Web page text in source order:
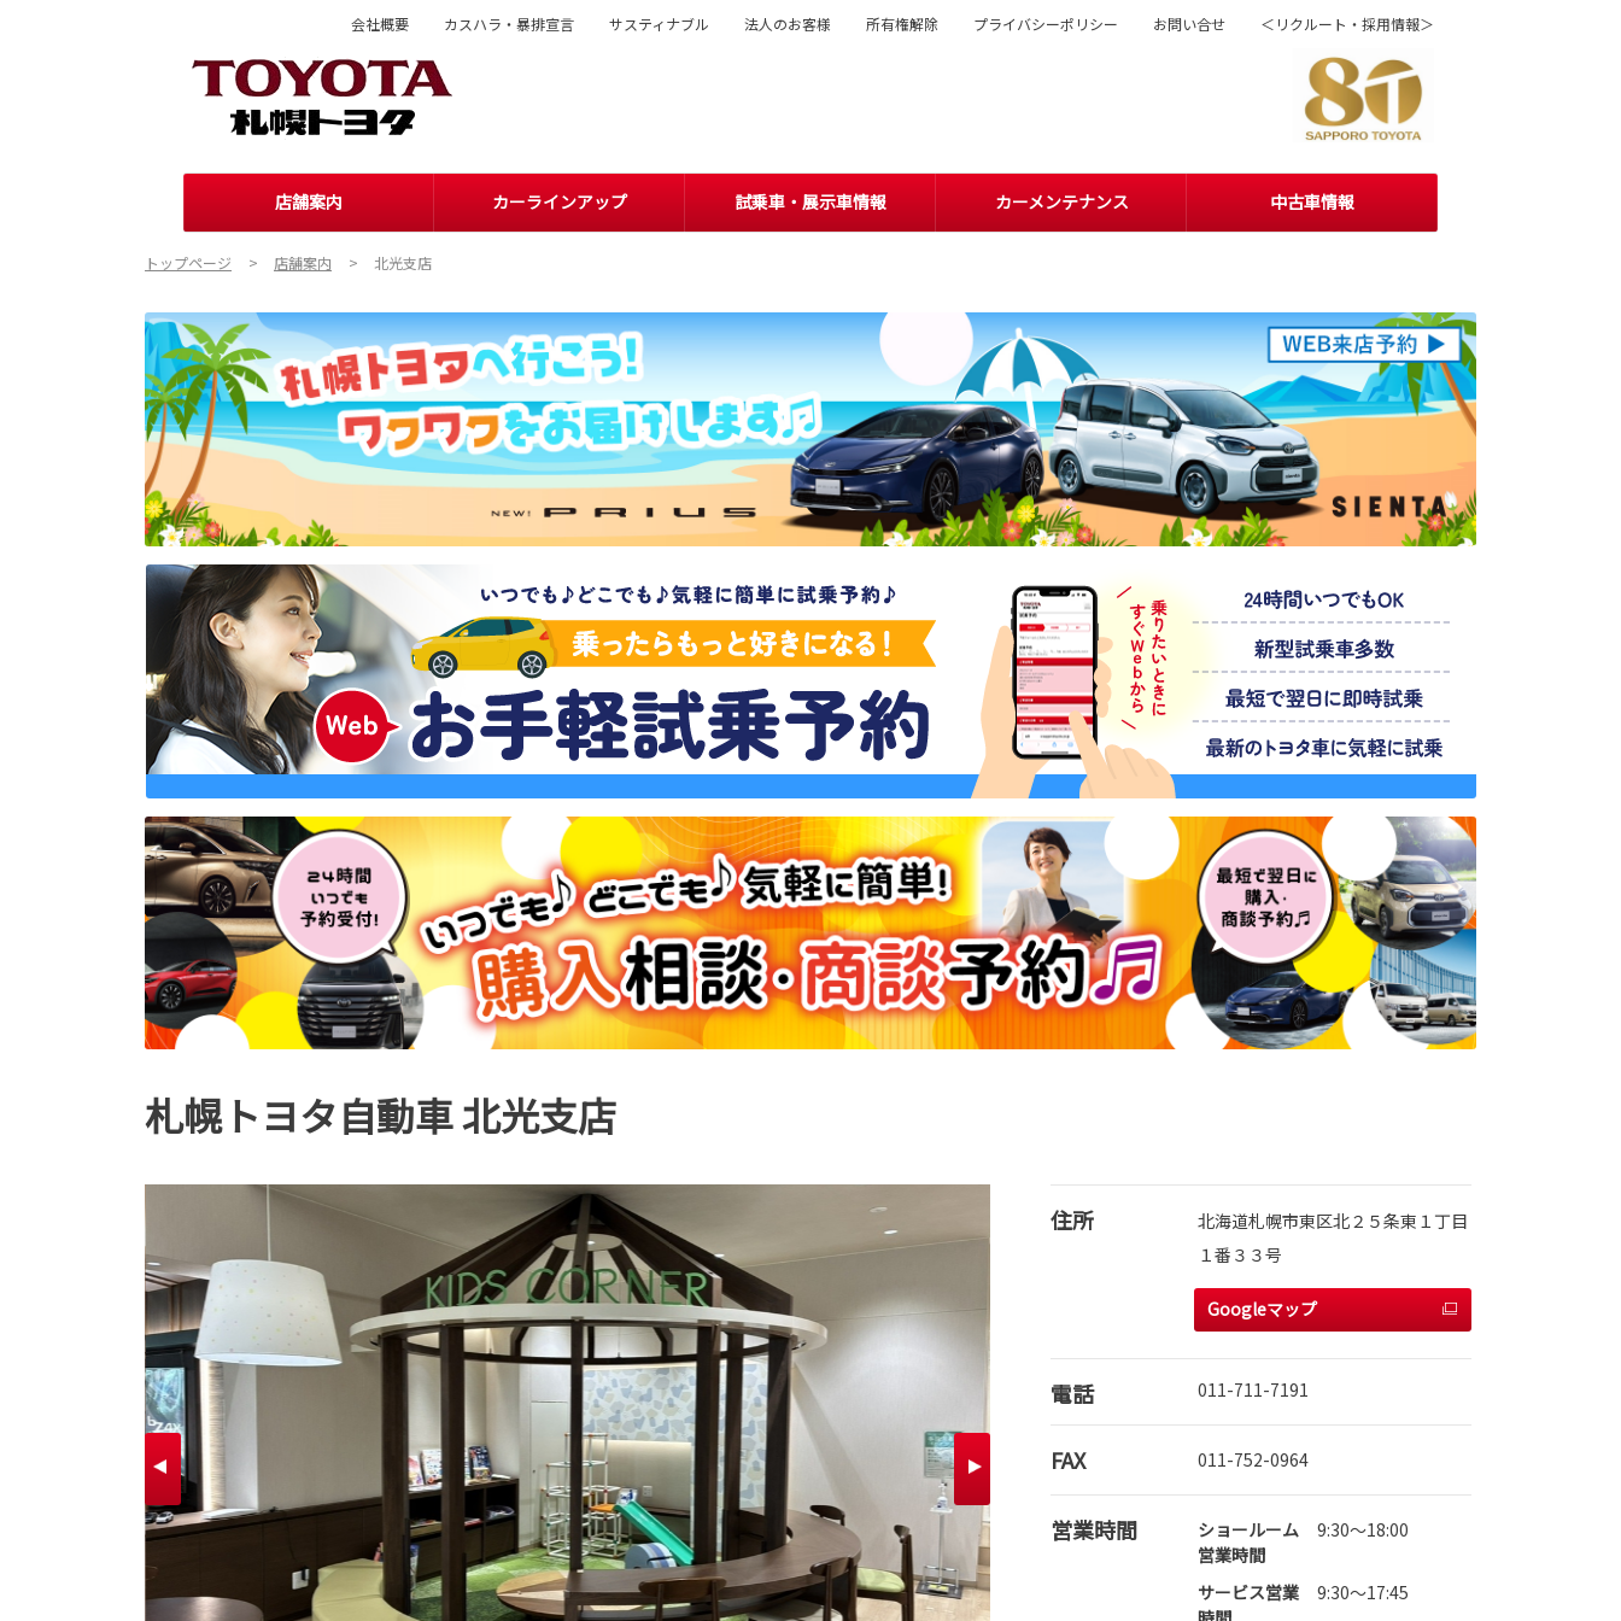
店舗案内 カーラインアップ 試乗車・展示車情報 カーメンテナンス 中古車情報
会社概要 カスハラ・暴排宣言 サスティナブル 法人のお客様 所有権解除 プライバシーポリシー お問い合せ ＜リクルート・採用情報＞
トップページ 店舗案内 北光支店
札幌トヨタ自動車 北光支店
住所
北海道札幌市東区北２５条東１丁目
１番３３号
Googleマップ
電話 011-711-7191
FAX 011-752-0964
営業時間
ショールーム
営業時間
9:30～18:00
サービス営業
9:30～17:45